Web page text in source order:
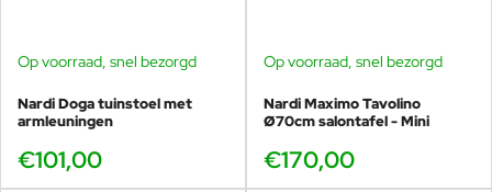
Op voorraad, snel bezorgd
Nardi Doga tuinstoel met
armleuningen
€101,00
Op voorraad, snel bezorgd
Nardi Maximo Tavolino
Ø70cm salontafel - Mini
€170,00